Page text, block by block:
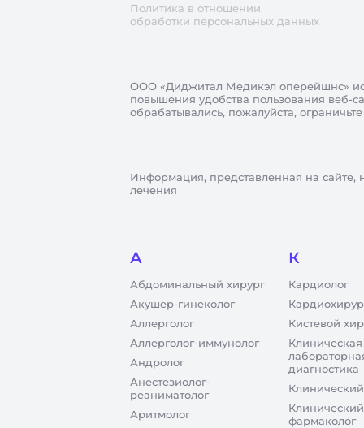
Политика в отношении
обработки персональных данных
ООО «Диджитал Медикэл оперейшнс»
повышения удобства пользования веб-
обрабатывались, пожалуйста,
Информация, представленная на сайте,
лечения
А
Абдоминальный хирург
Акушер-гинеколог
Аллерголог
Аллерголог-иммунолог
Андролог
Анестезиолог-
реаниматолог
Аритмолог
К
Кардиолог
Кистевой
Клиническая
диагностика
Клинический
фармаколог